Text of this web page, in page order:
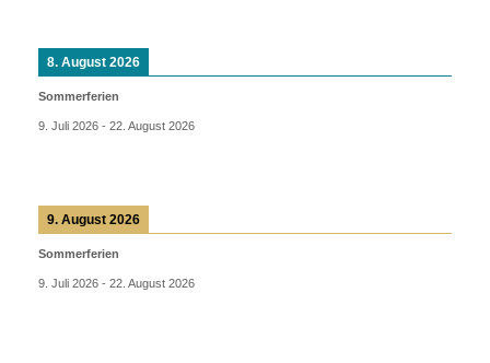
8. August 2026
Sommerferien
9. Juli 2026 - 22. August 2026
9. August 2026
Sommerferien
9. Juli 2026 - 22. August 2026